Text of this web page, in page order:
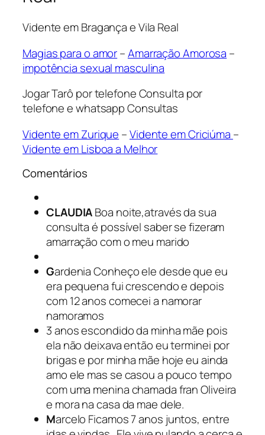
Vidente em Bragança e Vila Real
Magias para o amor–Amarração Amorosa –
impotência sexual masculina
Jogar Tarô por telefone Consulta por
telefone e whatsapp Consultas
Vidente em Zurique –Vidente em Criciúma –
Vidente em Lisboa a Melhor
Comentários
CLAUDIABoa noite,através da sua
consulta é possível saber se fizeram
amarração com o meu marido
Gardenia Conheço ele desde que eu
era pequena fui crescendo e depois
com 12 anos comecei a namorar
namoramos
3 anos escondido da minha mãe pois
ela não deixava então eu terminei por
brigas e por minha mãe hoje eu ainda
amo ele mas se casou a pouco tempo
com uma menina chamada fran Oliveira
e mora na casa da mae dele.
Marcelo Ficamos 7 anos juntos, entre